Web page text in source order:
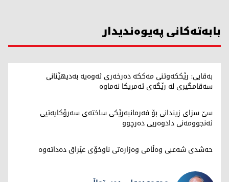
بابەتەکانی پەیوەندیدار
بەقایی: رێککەوتنی مەککە دەرخەری ئەوەیە بەدیهێنانی
سەقامگیری لە رێگەی ئەمریکا نەماوە
سێ سزای زیندانی بۆ فەرمانبەرێکی ساختەی سەرۆکایەتیی
ئەنجوومەنی دادوەریی دەرچوو
حەشدی شەعبی وەڵامی وەزارەتی ناوخۆی عێراق دەداتەوە